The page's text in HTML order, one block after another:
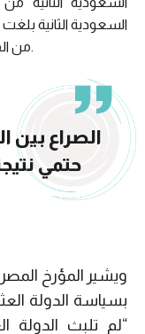
السعودية الثانية
من القوة لفتت بها نظر القوى الدولية في العالم.
الصراع بين
حتمي
ويشير المؤرخ
بسياسة الدولة
“لم تلبث الدولة